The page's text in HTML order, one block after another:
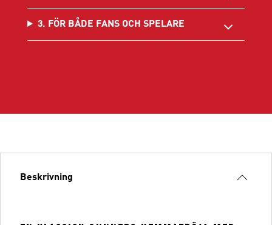
3. FÖR BÅDE FANS OCH SPELARE
Beskrivning